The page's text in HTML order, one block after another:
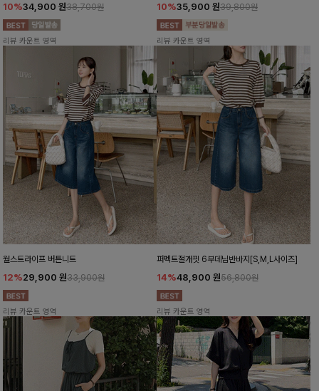
10%34,900 원38,700원
리뷰 카운트 영역
10%35,900 원39,800원
리뷰 카운트 영역
월스트라이프 버튼니트
12%29,900 원33,900원
리뷰 카운트 영역
퍼펙트절개핏 6부데님반바지[S,M,L사이즈]
14%48,900 원56,800원
리뷰 카운트 영역